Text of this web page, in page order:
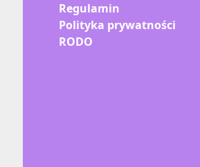
Regulamin
Polityka prywatności
RODO